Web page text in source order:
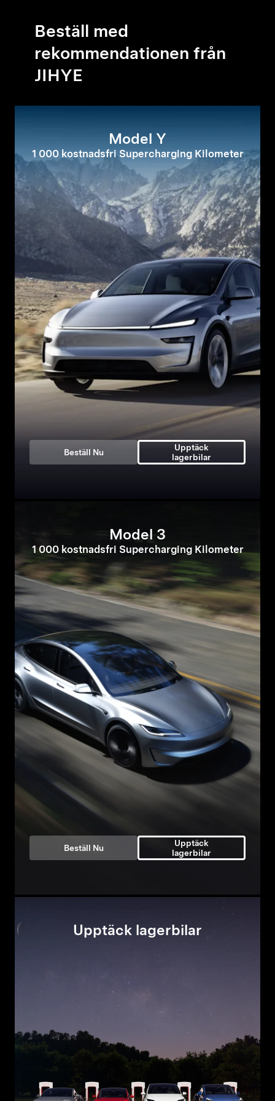
Beställ med
rekommendationen från
JIHYE
Model Y
1 000 kostnadsfri Supercharging Kilometer
Beställ Nu
Upptäck
lagerbilar
Model 3
1 000 kostnadsfri Supercharging Kilometer
Beställ Nu
Upptäck
lagerbilar
Upptäck lagerbilar